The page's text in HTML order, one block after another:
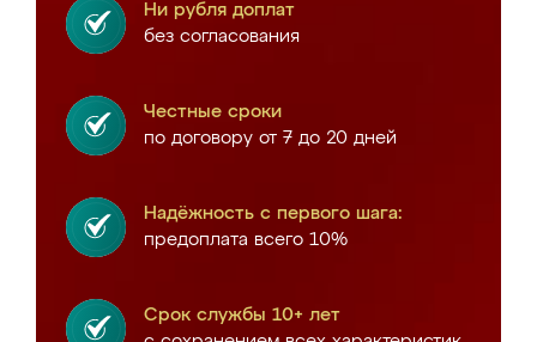
Ни рубля доплат
без согласования
Честные сроки
по договору от 7 до 20 дней
Надёжность с первого шага:
предоплата всего 10%
Срок службы 10+ лет